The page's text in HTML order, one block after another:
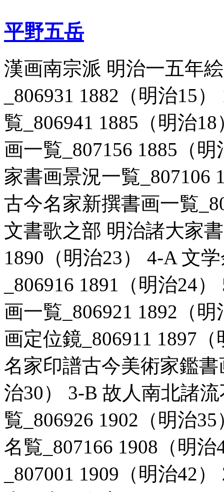
平野五岳
漢画南宗派 明治一五年
_806931 1882（明治15
覧_806941 1885（明治
画一覧_807156 1885（
家書画景況一覧_807106
古今名家新撰書画一覧
文書歌之部 明治諸大家
1890（明治23） 4-A 文
_806916 1891（明治24
画一覧_806921 1892（
画定位鏡_806911 1897
名家印譜古今美術家鑑書
治30） 3-B 故人南北諸
覧_806926 1902（明治
名覧_807166 1908（明
_807001 1909（明治42